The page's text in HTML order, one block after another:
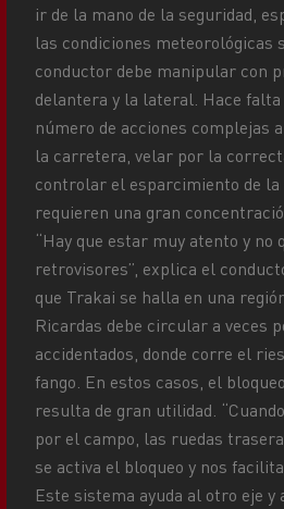
ir de la mano de la seguridad,
las condiciones meteorológicas
conductor debe manipular con
delantera y la lateral. Hace
número de acciones complejas
la carretera, velar por la
controlar el esparcimiento de la
requieren una gran
“Hay que estar muy atento y no
retrovisores”, explica el
que Trakai se halla en una
Ricardas debe circular a veces
accidentados, donde corre el
fango. En estos casos, el
resulta de gran utilidad.
por el campo, las ruedas
se activa el bloqueo y nos
Este sistema ayuda al otro eje y